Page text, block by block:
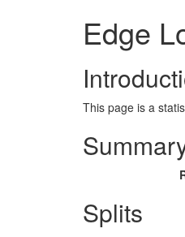
Edge
This page is a
Splits